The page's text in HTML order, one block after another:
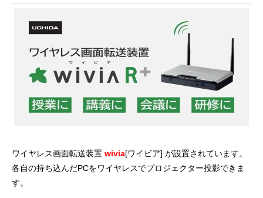
ワイヤレス画面転送装置 wivia[ワイビア] が設置されています。
各自の持ち込んだPCをワイヤレスでプロジェクター投影できま
す。